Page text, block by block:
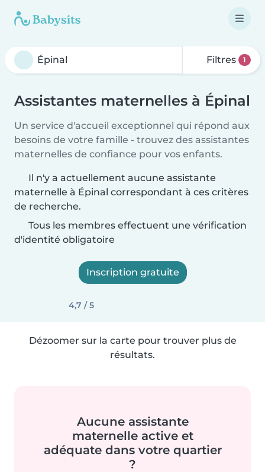
Filtres 1
Assistantes maternelles à Épinal
Un service d'accueil exceptionnel qui répond aux
besoins de votre famille - trouvez des assistantes
maternelles de confiance pour vos enfants.
Il n'y a actuellement aucune assistante
maternelle à Épinal correspondant à ces critères
de recherche.
Tous les membres effectuent une vérification
d'identité obligatoire
Inscription gratuite
4,7 / 5
Dézoomer sur la carte pour trouver plus de
résultats.
Aucune assistante
maternelle active et
adéquate dans votre quartier
?